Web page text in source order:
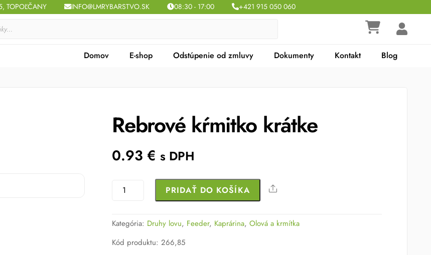
TOPOĽČANY INFO@LMRYBARSTVO.SK 08:30 - 17:00 +421 915 050 060
Domov E-shop Odstúpenie od zmluvy Dokumenty Kontakt Blog
Rebrové kŕmitko krátke
0.93 € s DPH
množstvo
krátke
PRIDAŤ DO KOŠÍKA Share
Kategória: Druhy lovu, Feeder, Kaprárina,Olová a krmítka
Kód produktu:266,85